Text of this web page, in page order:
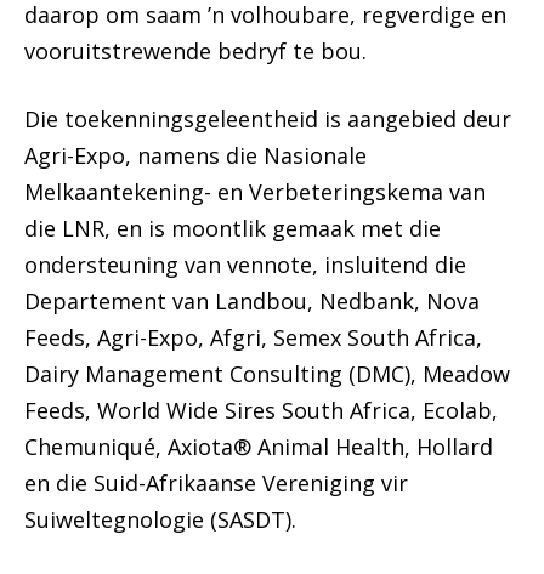
daarop om saam ’n volhoubare, regverdige en
vooruitstrewende bedryf te bou.
Die toekenningsgeleentheid is aangebied deur
Agri-Expo, namens die Nasionale
Melkaantekening- en Verbeteringskema van
die LNR, en is moontlik gemaak met die
ondersteuning van vennote, insluitend die
Departement van Landbou, Nedbank, Nova
Feeds, Agri-Expo, Afgri, Semex South Africa,
Dairy Management Consulting (DMC), Meadow
Feeds, World Wide Sires South Africa, Ecolab,
Chemuniqué, Axiota® Animal Health, Hollard
en die Suid-Afrikaanse Vereniging vir
Suiweltegnologie (SASDT).